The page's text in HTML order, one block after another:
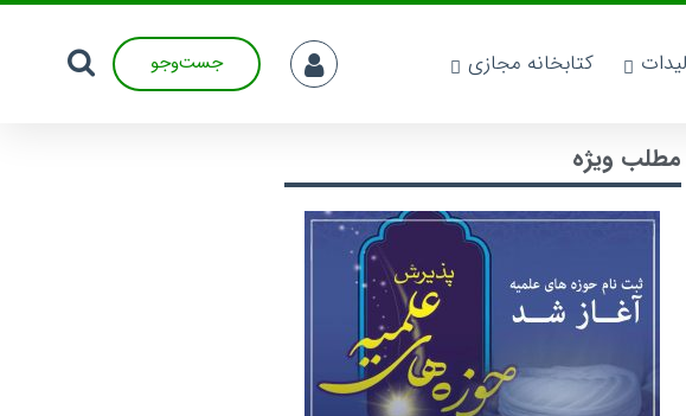
کتابخانه مجازی جست‌وجو
مطلب ویژه